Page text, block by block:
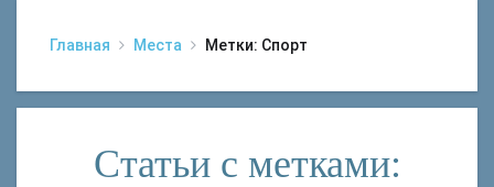
Главная Места Метки: Спорт
Статьи с метками: